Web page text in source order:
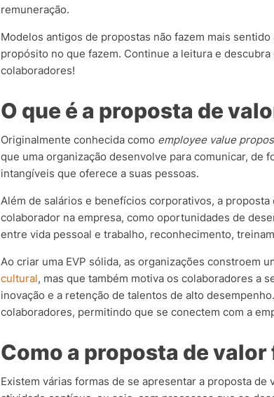
remuneração.
Modelos antigos de propostas não fazem mais
propósito no que fazem. Continue a leitura e
colaboradores!
O que é a proposta de
Originalmente conhecida como employee value
que uma organização desenvolve para comunicar,
intangíveis que oferece a suas pessoas.
Além de salários e benefícios corporativos, a
colaborador na empresa, como oportunidades de
entre vida pessoal e trabalho, reconhecimento,
Ao criar uma EVP sólida, as organizações constroem
cultural, mas que também motiva os colaboradores a
inovação e a retenção de talentos de alto desempenho.
colaboradores, permitindo que se conectem com a
Como a proposta de
Existem várias formas de se apresentar a proposta